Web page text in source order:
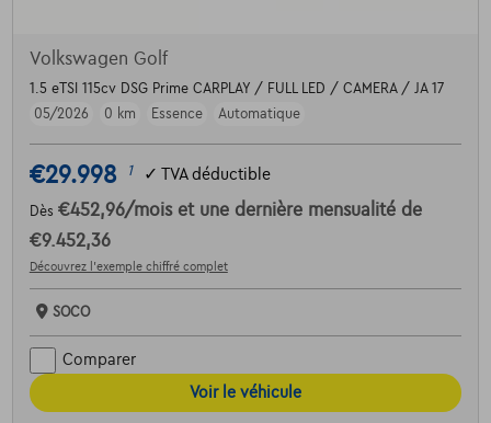
Volkswagen Golf
1.5 eTSI 115cv DSG Prime CARPLAY / FULL LED / CAMERA / JA 17
05/2026
0 km Essence Automatique
€29.998 1 ✓ TVA déductible
Dès €452,96/mois et une dernière mensualité de
€9.452,36
Découvrez l’exemple chiffré complet
SOCO
Comparer
Voir le véhicule